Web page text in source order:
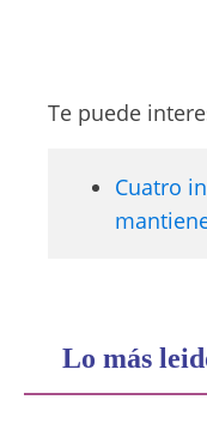
Te puede
Cuatro
Lo más